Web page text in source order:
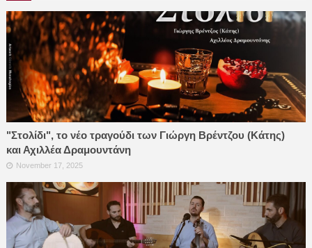
"Στολίδι", το νέο τραγούδι των Γιώργη Βρέντζου (Κάτης)
και Αχιλλέα Δραμουντάνη
November 17, 2025